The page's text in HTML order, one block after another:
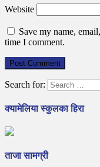
Website
Save my name,
time I comment.
Search for:
क्यामेलिया स्कुलका हिरा
ताजा सामग्री